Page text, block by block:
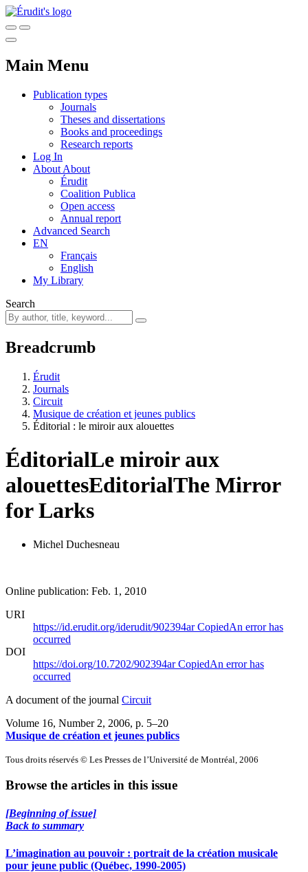
Main Menu
Publication types
Journals
Theses and dissertations
Books and proceedings
Research reports
Log In
About About
Érudit
Coalition Publica
Open access
Annual report
Advanced Search
EN
Français
English
My Library
Search
Breadcrumb
Érudit
Journals
Circuit
Musique de création et jeunes publics
Éditorial : le miroir aux alouettes
ÉditorialLe miroir aux
alouettesEditorialThe Mirror
for Larks
Michel Duchesneau
Online publication: Feb. 1, 2010
URI
https://id.erudit.org/iderudit/902394arCopiedAn error has
occurred
DOI
https://doi.org/10.7202/902394arCopiedAn error has
occurred
A document of the journal Circuit
Volume 16, Number 2, 2006, p. 5–20
Musique de création et jeunes publics
Tous droits réservés © Les Presses de l’Université de Montréal, 2006
Browse the articles in this issue
[Beginning of issue]
Back to summary
L’imagination au pouvoir : portrait de la création musicale
pour jeune public (Québec, 1990-2005)